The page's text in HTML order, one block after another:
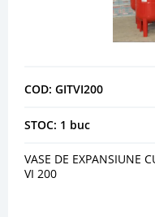
COD: GITVI200
STOC: 1 buc
VASE DE EXPANSIUNE
VI 200